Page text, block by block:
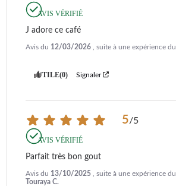
AVIS VÉRIFIÉ
J adore ce café
Avis du 12/03/2026 , suite à une expérience du
UTILE(0) Signaler
5/5
AVIS VÉRIFIÉ
Parfait très bon gout
Avis du 13/10/2025 , suite à une expérience du
Touraya C.